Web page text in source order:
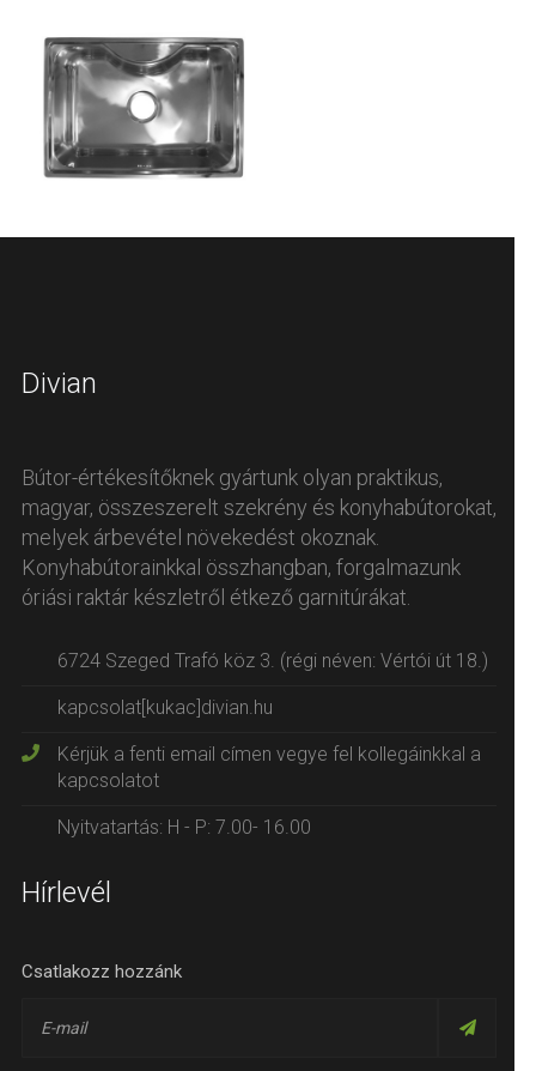
Divian
Bútor-értékesítőknek gyártunk olyan praktikus,
magyar, összeszerelt szekrény és konyhabútorokat,
melyek árbevétel növekedést okoznak.
Konyhabútorainkkal összhangban, forgalmazunk
óriási raktár készletről étkező garnitúrákat.
6724 Szeged Trafó köz 3. (régi néven: Vértói út 18.)
kapcsolat[kukac]divian.hu
Kérjük a fenti email címen vegye fel kollegáinkkal a
kapcsolatot
Nyitvatartás: H - P: 7.00- 16.00
Hírlevél
Csatlakozz hozzánk